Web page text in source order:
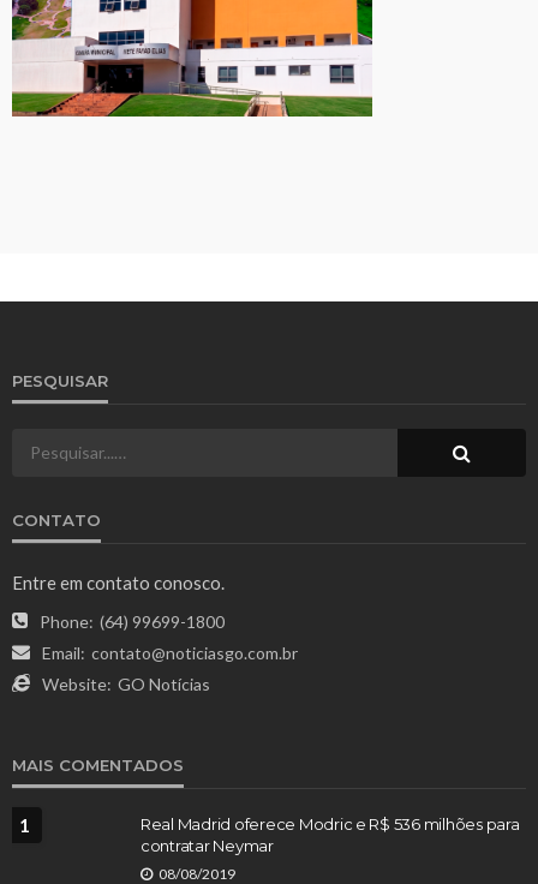
PESQUISAR
CONTATO
Entre em contato conosco.
Phone: (64) 99699-1800
Email: contato@noticiasgo.com.br
Website: GO Notícias
MAIS COMENTADOS
1
Real Madrid oferece Modric e R$ 536 milhões para
contratar Neymar
08/08/2019